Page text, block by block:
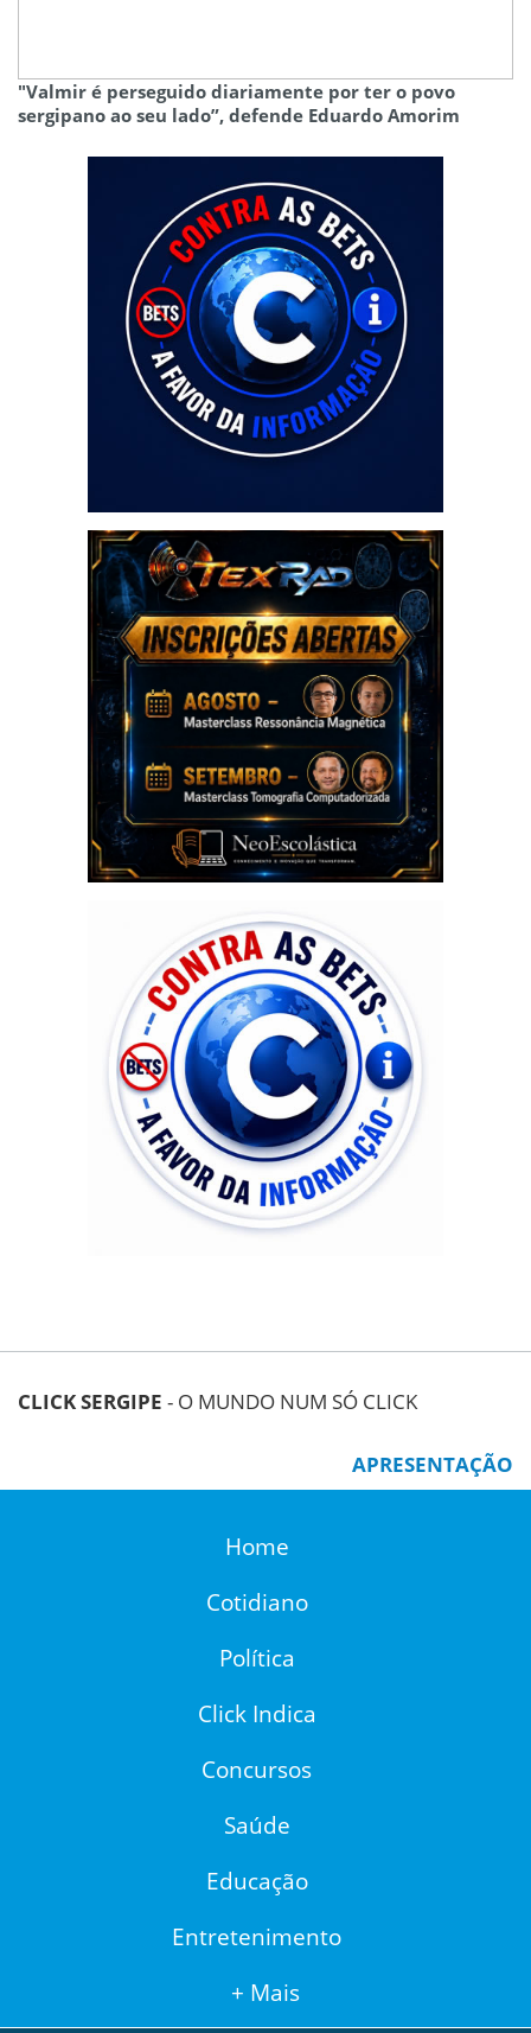
"Valmir é perseguido diariamente por ter o povo
sergipano ao seu lado”, defende Eduardo Amorim
CLICK SERGIPE - O MUNDO NUM SÓ CLICK
APRESENTAÇÃO
Home
Cotidiano
Política
Click Indica
Concursos
Saúde
Educação
Entretenimento
+ Mais